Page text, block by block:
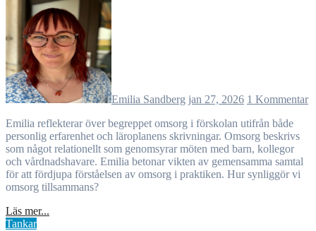
Emilia Sandberg jan 27, 2026 1 Kommentar
Emilia reflekterar över begreppet omsorg i förskolan utifrån både
personlig erfarenhet och läroplanens skrivningar. Omsorg beskrivs
som något relationellt som genomsyrar möten med barn, kollegor
och vårdnadshavare. Emilia betonar vikten av gemensamma samtal
för att fördjupa förståelsen av omsorg i praktiken. Hur synliggör vi
omsorg tillsammans?
Läs mer...
Tankar